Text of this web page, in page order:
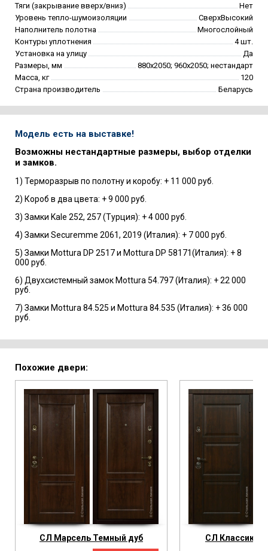
Тяги (закрывание вверх/вниз)
Нет
Уровень тепло-шумоизоляции
СверхВысокий
Наполнитель полотна
Многослойный
Контуры уплотнения
4 шт.
Установка на улицу
Да
Размеры, мм
880х2050; 960х2050; нестандарт
Масса, кг
120
Страна производитель
Беларусь
Модель есть на выставке!
Возможны нестандартные размеры, выбор отделки
и замков.
1) Терморазрыв по полотну и коробу: + 11 000 руб.
2) Короб в два цвета: + 9 000 руб.
3) Замки Kale 252, 257 (Турция): + 4 000 руб.
4) Замки Securemme 2061, 2019 (Италия): + 7 000 руб.
5) Замки Mottura DP 2517 и Mottura DP 58171(Италия): + 8
000 руб.
6) Двухсистемный замок Mottura 54.797 (Италия): + 22 000
руб.
7) Замки Mottura 84.525 и Mottura 84.535 (Италия): + 36 000
руб.
Похожие двери:
СЛ Марсель Темный дуб СЛ Классик